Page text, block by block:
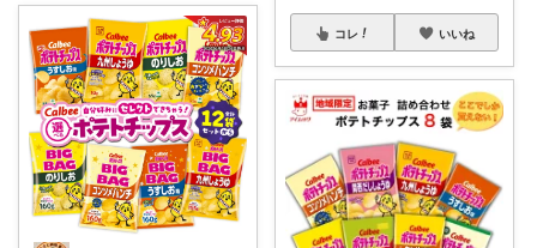
コレ いいね